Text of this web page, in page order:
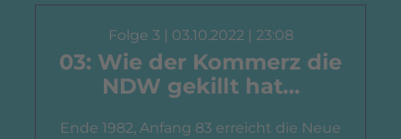
Folge 3 | 03.10.2022 | 23:08
03: Wie der Kommerz die
NDW gekillt hat…
Ende 1982, Anfang 83 erreicht die Neue